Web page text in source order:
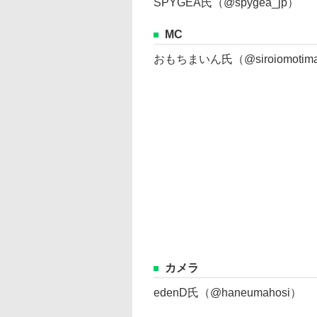
SPYGEA氏（@spygea_jp）
MC
おもちまいん氏（
カメラ
edenD氏（@haneumahosi）